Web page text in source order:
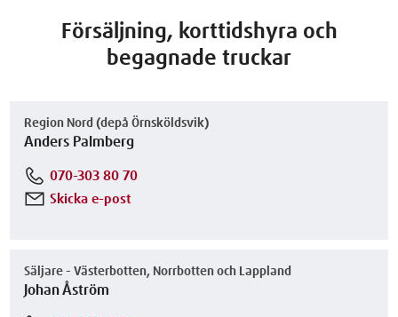
Försäljning, korttidshyra och
begagnade truckar
Region Nord (depå Örnsköldsvik)
Anders Palmberg
070-303 80 70
Skicka e-post
Säljare - Västerbotten, Norrbotten och Lappland
Johan Åström